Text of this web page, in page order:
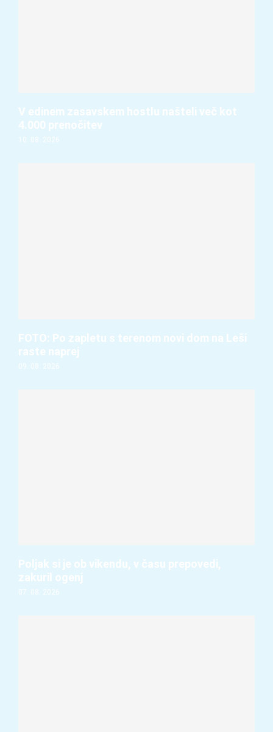
V edinem zasavskem hostlu našteli več kot
4.000 prenočitev
10. 08. 2026
FOTO: Po zapletu s terenom novi dom na Leši
raste naprej
09. 08. 2026
Poljak si je ob vikendu, v času prepovedi,
zakuril ogenj
07. 08. 2026